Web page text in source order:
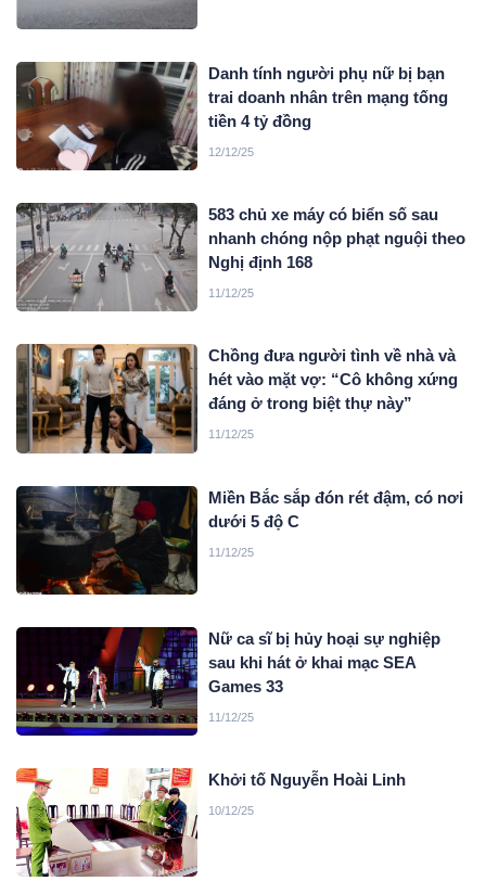
Danh tính người phụ nữ bị bạn
trai doanh nhân trên mạng tống
tiền 4 tỷ đồng
12/12/25
583 chủ xe máy có biển số sau
nhanh chóng nộp phạt nguội theo
Nghị định 168
11/12/25
Chồng đưa người tình về nhà và
hét vào mặt vợ: “Cô không xứng
đáng ở trong biệt thự này”
11/12/25
Miền Bắc sắp đón rét đậm, có nơi
dưới 5 độ C
11/12/25
Nữ ca sĩ bị hủy hoại sự nghiệp
sau khi hát ở khai mạc SEA
Games 33
11/12/25
Khởi tố Nguyễn Hoài Linh
10/12/25